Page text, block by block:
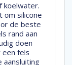
koelwater.
om silicone
de beste
rand aan
doen
fels
aansluiting